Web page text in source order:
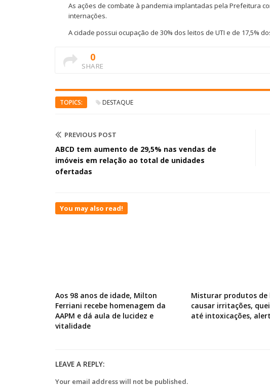
As ações de combate à pandemia implantadas pela Prefeitura
internações.
A cidade possui ocupação de 30% dos leitos de UTI e de 17,5%
0
SHARE
TOPICS: DESTAQUE
PREVIOUS POST
ABCD tem aumento de 29,5% nas vendas de
imóveis em relação ao total de unidades
ofertadas
You may also read!
Aos 98 anos de idade, Milton
Ferriani recebe homenagem da
AAPM e dá aula de lucidez e
vitalidade
Misturar produtos de
causar irritações,
até intoxicações,
LEAVE A REPLY:
Your email address will not be published.